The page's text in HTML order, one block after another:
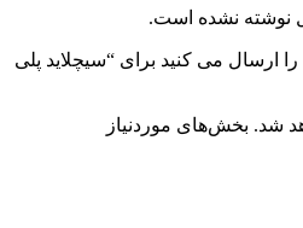
نوشته نشده است.
ارسال می کنید برای “سیچلاید پلی
شد. بخش‌های موردنیاز